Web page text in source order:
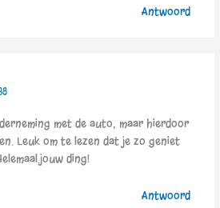
Antwoord
met de auto, maar hierdoor
Leuk om te lezen dat je zo geniet
ding!
Antwoord